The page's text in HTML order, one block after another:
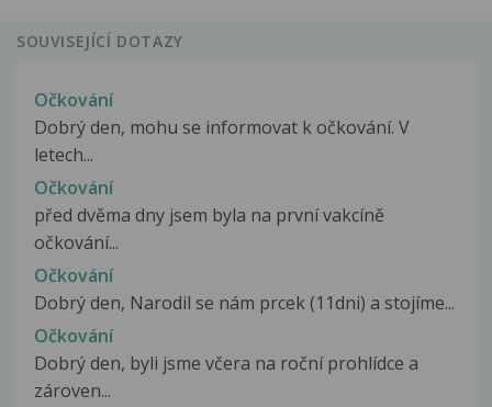
SOUVISEJÍCÍ DOTAZY
Očkování
Dobrý den, mohu se informovat k očkování. V
letech...
Očkování
před dvěma dny jsem byla na první vakcíně
očkování...
Očkování
Dobrý den, Narodil se nám prcek (11dni) a stojíme...
Očkování
Dobrý den, byli jsme včera na roční prohlídce a
zároven...